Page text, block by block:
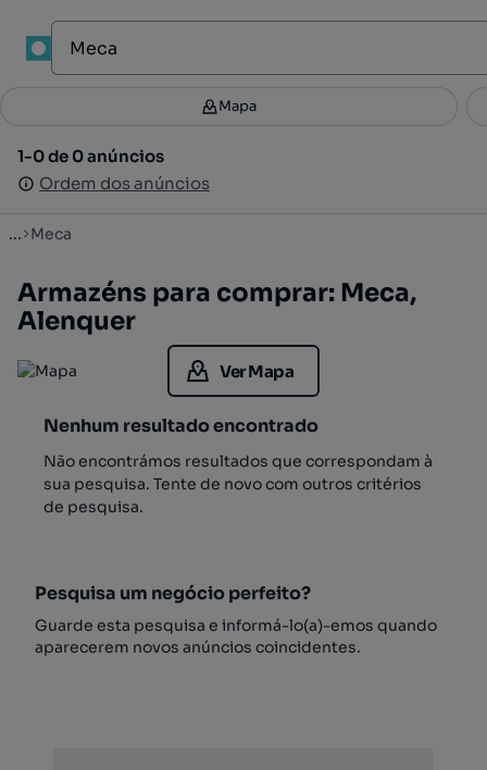
Filtros 2
1-0 de 0 anúncios
Ordem dos anúncios
Mapa
1-0 de 0 anúncios
Ordem dos anúncios
... Meca
Armazéns para comprar: Meca,
Alenquer
Ver Mapa
Nenhum resultado encontrado
Não encontrámos resultados que correspondam à
sua pesquisa. Tente de novo com outros critérios
de pesquisa.
Pesquisa um negócio perfeito?
Guarde esta pesquisa e informá-lo(a)-emos quando
aparecerem novos anúncios coincidentes.